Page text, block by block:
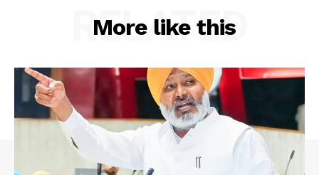
More like this
RELATED